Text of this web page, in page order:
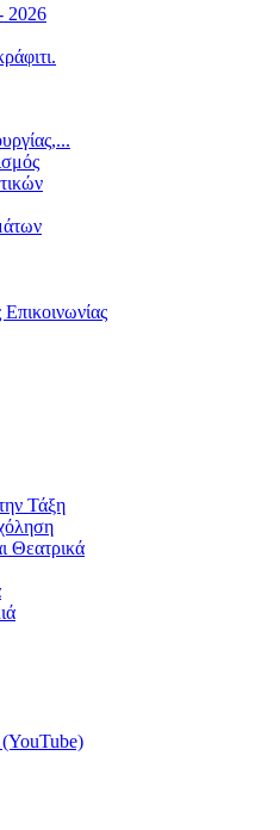
2026
Τάξη
Θεατρικά